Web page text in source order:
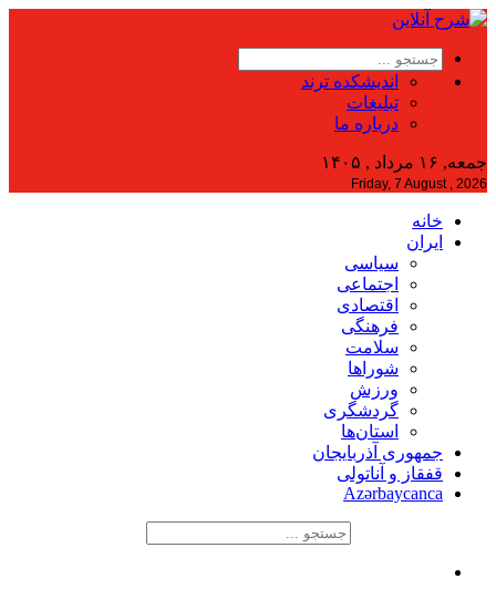
اندیشکده ترند
تبلیغات
درباره ما
جمعه, ۱۶ مرداد , ۱۴۰۵
Friday, 7 August , 2026
خانه
ایران
سیاسی
اجتماعی
اقتصادی
فرهنگی
سلامت
شوراها
ورزش
گردشگری
استان‌ها
جمهوری آذربایجان
قفقاز و آناتولی
Azərbaycanca